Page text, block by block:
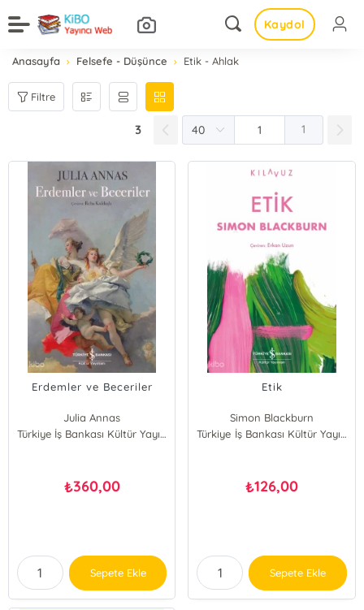
Kaydol
Anasayfa Felsefe - Düşünce Etik - Ahlak
Filtre
3 1
Erdemler ve Beceriler
Julia Annas
Türkiye İş Bankası Kültür Yayınları
₺360,00
Sepete Ekle
Etik
Simon Blackburn
Türkiye İş Bankası Kültür Yayınları
₺126,00
Sepete Ekle